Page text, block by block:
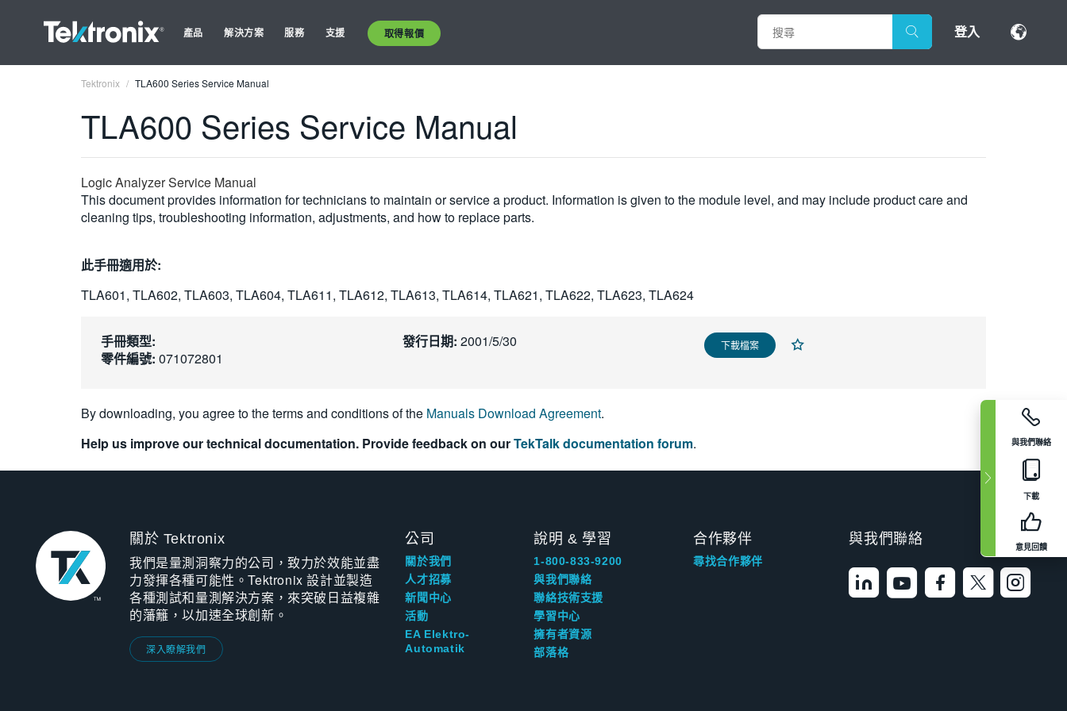
產品 解決方案 服務 支援 取得報價 登入
與我們聯絡
下載
意見回饋
Tektronix TLA600 Series Service Manual
TLA600 Series Service Manual
Logic Analyzer Service Manual
This document provides information for technicians to maintain or service a product. Information is given to the module level, and may include product care and
cleaning tips, troubleshooting information, adjustments, and how to replace parts.
此手冊適用於:
TLA601, TLA602, TLA603, TLA604, TLA611, TLA612, TLA613, TLA614, TLA621, TLA622, TLA623, TLA624
手冊類型:
零件編號: 071072801
發行日期: 2001/5/30 下載檔案
By downloading, you agree to the terms and conditions of the Manuals Download Agreement.
Help us improve our technical documentation. Provide feedback on ourTekTalk documentation forum.
關於 Tektronix
我們是量測洞察力的公司，致力於效能並盡
力發揮各種可能性。Tektronix 設計並製造
各種測試和量測解決方案，來突破日益複雜
的藩籬，以加速全球創新。
深入瞭解我們
公司
關於我們
人才招募
新聞中心
活動
EA Elektro-
Automatik
說明 & 學習
1-800-833-9200
與我們聯絡
聯絡技術支援
學習中心
擁有者資源
部落格
合作夥伴
尋找合作夥伴
與我們聯絡